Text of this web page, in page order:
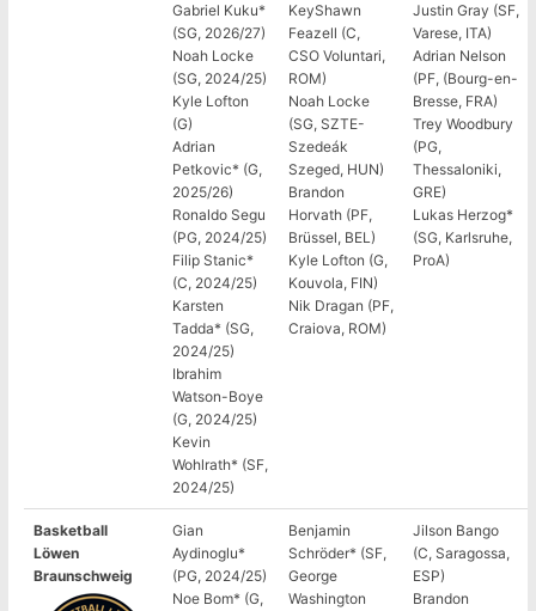
Gabriel Kuku*
(SG, 2026/27)
Noah Locke
(SG, 2024/25)
Kyle Lofton
(G)
Adrian
Petkovic* (G,
2025/26)
Ronaldo Segu
(PG, 2024/25)
Filip Stanic*
(C, 2024/25)
Karsten
Tadda* (SG,
2024/25)
Ibrahim
Watson-Boye
(G, 2024/25)
Kevin
Wohlrath* (SF,
2024/25)
KeyShawn
Feazell (C,
CSO Voluntari,
ROM)
Noah Locke
(SG, SZTE-
Szedeák
Szeged, HUN)
Brandon
Horvath (PF,
Brüssel, BEL)
Kyle Lofton (G,
Kouvola, FIN)
Nik Dragan (PF,
Craiova, ROM)
Justin Gray (SF,
Varese, ITA)
Adrian Nelson
(PF, (Bourg-en-
Bresse, FRA)
Trey Woodbury
(PG,
Thessaloniki,
GRE)
Lukas Herzog*
(SG, Karlsruhe,
ProA)
Basketball
Löwen
Braunschweig
Gian
Aydinoglu*
(PG, 2024/25)
Noe Bom* (G,
Benjamin
Schröder* (SF,
George
Washington
Jilson Bango
(C, Saragossa,
ESP)
Brandon